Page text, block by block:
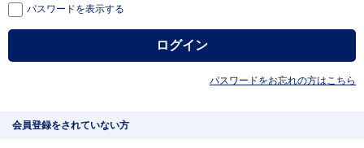
パスワードを表示する
パスワードをお忘れの方はこちら
会員登録をされていない方